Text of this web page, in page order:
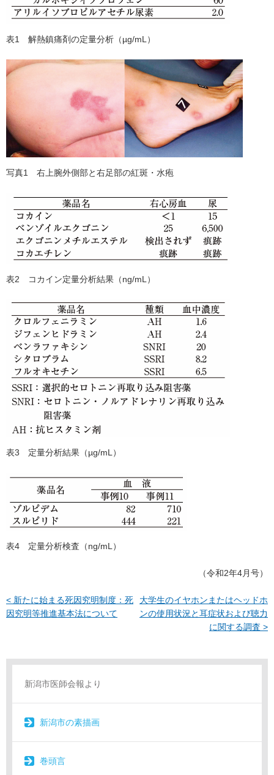
表1 解熱鎮痛剤の定量分析（µg/mL）
写真1 右上腕外側部と右足部の紅斑・水疱
表2 コカイン定量分析結果（ng/mL）
表3 定量分析結果（µg/mL）
表4 定量分析検査（ng/mL）
（令和2年4月号）
< 新たに始まる死因究明制度：死
因究明等推進基本法について
大学生のイヤホンまたはヘッドホ
ンの使用状況と耳症状および聴力
に関する調査 >
新潟市医師会報より
新潟市の素描画
巻頭言